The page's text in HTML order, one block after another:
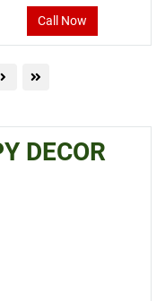
Call Now
DECOR